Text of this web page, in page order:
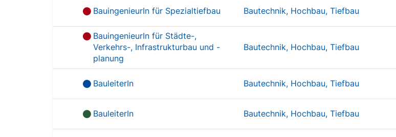
BauingenieurIn für Spezialtiefbau Bautechnik, Hochbau, Tiefbau
BauingenieurIn für Städte-,
Verkehrs-, Infrastrukturbau und -
planung
Bautechnik, Hochbau, Tiefbau
BauleiterIn Bautechnik, Hochbau, Tiefbau
BauleiterIn Bautechnik, Hochbau, Tiefbau